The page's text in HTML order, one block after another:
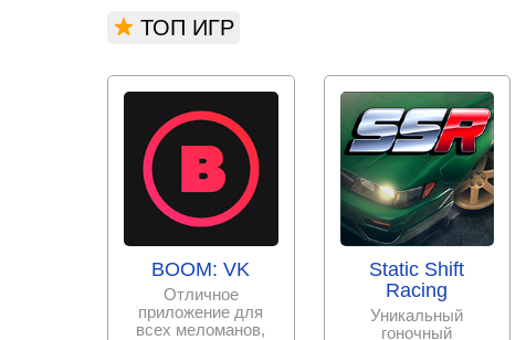
ТОП ИГР
BOOM: VK
Отличное
приложение для
всех меломанов,
Static Shift
Racing
Уникальный
гоночный